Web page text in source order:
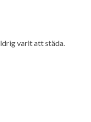
varit att städa.